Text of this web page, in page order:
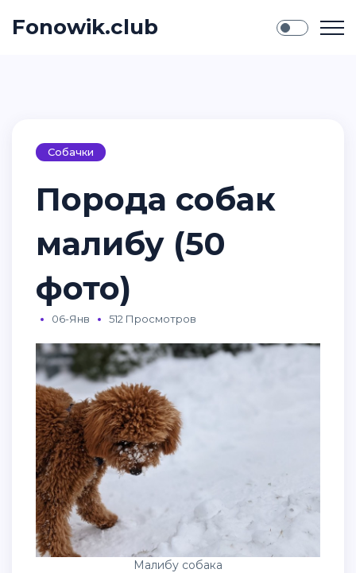
Fonowik.club
Собачки
Порода собак
малибу (50
фото)
06-Янв 512 Просмотров
Малибу собака